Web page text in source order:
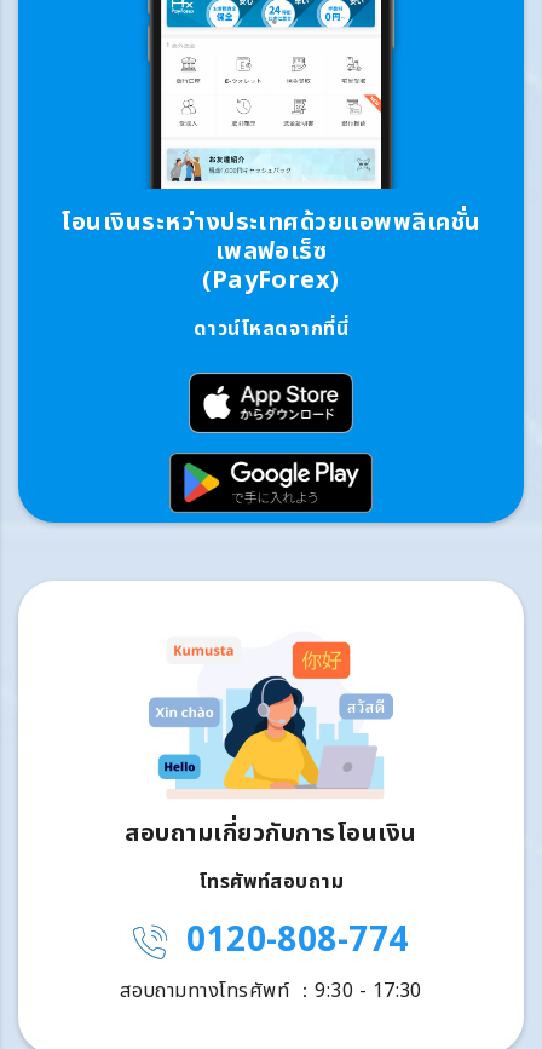
โอนเงินระหว่างประเทศด้วยแอพพลิเคชั่น
เพลฟอเร็ซ
(PayForex)
ดาวน์โหลดจากที่นี่
สอบถามเกี่ยวกับการโอนเงิน
โทรศัพท์สอบถาม
0120-808-774
สอบถามทางโทรศัพท์ ：9:30 - 17:30